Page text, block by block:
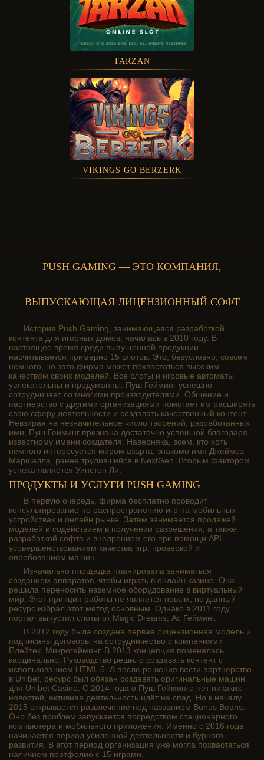
TARZAN
VIKINGS GO BERZERK
PUSH GAMING — ЭТО КОМПАНИЯ,
ВЫПУСКАЮЩАЯ ЛИЦЕНЗИОННЫЙ СОФТ
История Push Gaming, занимающаяся разработкой
контента для игорных домов, началась в 2010 году. В
настоящее время среди выпущенной продукции
насчитывается примерно 15 слотов. Это, безусловно, совсем
немного, но зато фирма может похвастаться высоким
качеством своих моделей. Все слоты и игровые автоматы
увлекательны и продуманны. Пуш Гейминг успешно
сотрудничает со многими производителями. Общение и
партнерство с другими организациями помогает им расширять
свою сферу деятельности и создавать качественный контент.
Невзирая на незначительное число творений, разработанных
ими, Пуш Гейминг признана достаточно успешной благодаря
известному имени создателя. Наверняка, всем, кто хоть
немного интересуется миром азарта, знакомо имя Джеймса
Маршалла, ранее трудившийся в NextGen. Вторым фактором
успеха является Уинстон Ли.
ПРОДУКТЫ И УСЛУГИ PUSH GAMING
В первую очередь, фирма бесплатно проводит
консультирование по распространению игр на мобильных
устройствах и онлайн рынке. Затем занимается продажей
моделей и содействием в получении разрешения, а также
разработкой софта и внедрением его при помощи API,
усовершенствованием качества игр, проверкой и
опробованием машин.
Изначально площадка планировала заниматься
созданием аппаратов, чтобы играть в онлайн казино. Она
решила переносить наземное оборудование в виртуальный
мир. Этот принцип работы не является новым, но данный
ресурс избрал этот метод основным. Однако в 2011 году
портал выпустил слоты от Magic Dreams, Ас Гейминг.
В 2012 году была создана первая лицензионная модель и
подписаны договоры на сотрудничество с компаниями
Плейтек, Микрогейминг. В 2013 концепция поменялась
кардинально. Руководство решило создавать контент с
использованием HTML 5. А после решения вести партнерство
в Unibet, ресурс был обязан создавать оригинальные машин
для Unibet Casino. С 2014 года о Пуш Гейминге нет никаких
новостей, активная деятельность идёт на спад. Но к началу
2015 открывается развлечение под названием Bonus Beans.
Оно без проблем запускается посредством стационарного
компьютера и мобильного приложения. Именно с 2016 года
начинается период усиленной деятельности и бурного
развития. В этот период организация уже могла похвастаться
наличием портфолио с 15 играми.